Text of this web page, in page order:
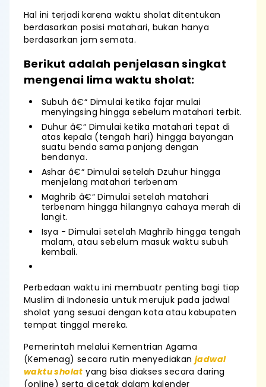
Hal ini terjadi karena waktu sholat ditentukan
berdasarkan posisi matahari, bukan hanya
berdasarkan jam semata.
Berikut adalah penjelasan singkat
mengenai lima waktu sholat:
Subuh â€“ Dimulai ketika fajar mulai
menyingsing hingga sebelum matahari terbit.
Duhur â€“ Dimulai ketika matahari tepat di
atas kepala (tengah hari) hingga bayangan
suatu benda sama panjang dengan
bendanya.
Ashar â€“ Dimulai setelah Dzuhur hingga
menjelang matahari terbenam
Maghrib â€“ Dimulai setelah matahari
terbenam hingga hilangnya cahaya merah di
langit.
Isya - Dimulai setelah Maghrib hingga tengah
malam, atau sebelum masuk waktu subuh
kembali.
Perbedaan waktu ini membuatr penting bagi tiap
Muslim di Indonesia untuk merujuk pada jadwal
sholat yang sesuai dengan kota atau kabupaten
tempat tinggal mereka.
Pemerintah melalui Kementrian Agama
(Kemenag) secara rutin menyediakan jadwal
waktu sholat yang bisa diakses secara daring
(online) serta dicetak dalam kalender